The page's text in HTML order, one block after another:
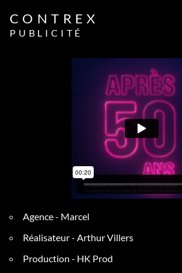
CONTREX
PUBLICITÉ
Agence - Marcel
Réalisateur - Arthur Villers
Production - HK Prod